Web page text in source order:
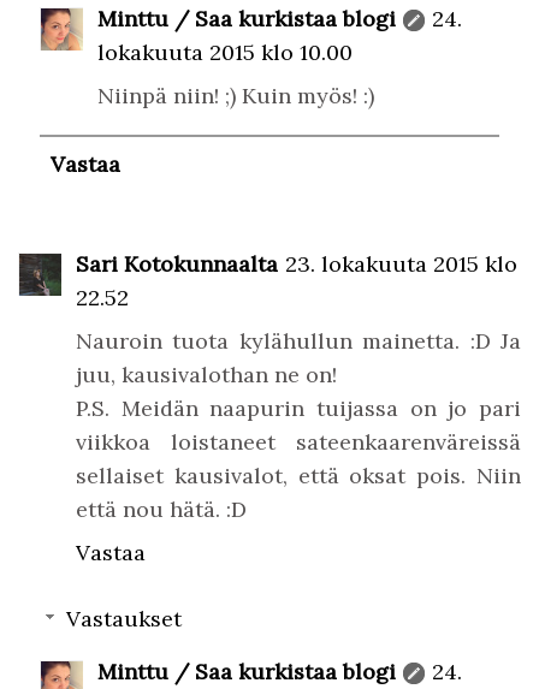
Minttu / Saa kurkistaa blogi
24.
lokakuuta 2015 klo 10.00
Niinpä niin! ;) Kuin myös! :)
Vastaa
Sari Kotokunnaalta 23. lokakuuta 2015 klo
22.52
Nauroin tuota kylähullun mainetta. :D Ja
juu, kausivalothan ne on!
P.S. Meidän naapurin tuijassa on jo pari
viikkoa loistaneet sateenkaarenväreissä
sellaiset kausivalot, että oksat pois. Niin
että nou hätä. :D
Vastaa
Vastaukset
Minttu / Saa kurkistaa blogi
24.